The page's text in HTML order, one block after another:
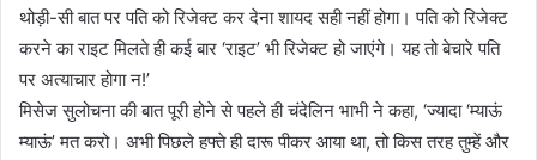
थोड़ी-सी बात पर पति को रिजेक्ट कर देना शायद सही नहीं होगा। पति को रिजेक्ट
करने का राइट मिलते ही कई बार ‘राइट’ भी रिजेक्ट हो जाएंगे। यह तो बेचारे पति
पर अत्याचार होगा न!’
मिसेज सुलोचना की बात पूरी होने से पहले ही चंदेलिन भाभी ने कहा, ‘ज्यादा ‘म्याऊं
म्याऊं’ मत करो। अभी पिछले हफ्ते ही दारू पीकर आया था, तो किस तरह तुम्हें और